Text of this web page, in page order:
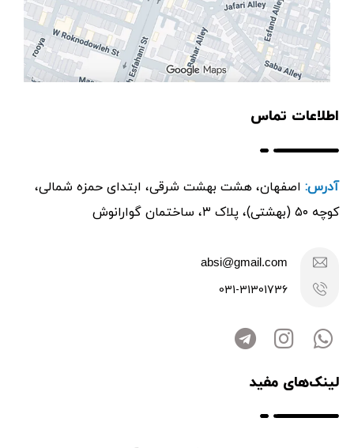
اطلاعات تماس
آدرس: اصفهان، هشت بهشت شرقی، ابتدای حمزه شمالی،
کوچه ۵۰ (بهشتی)، پلاک ۳، ساختمان گوارانوش
absi@gmail.com
031-31301736
لینک‌های مفید